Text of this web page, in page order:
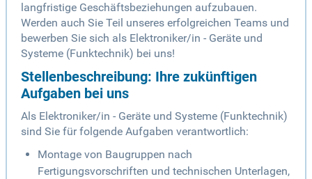
langfristige Geschäftsbeziehungen aufzubauen.
Werden auch Sie Teil unseres erfolgreichen Teams und
bewerben Sie sich als Elektroniker/in - Geräte und
Systeme (Funktechnik) bei uns!
Stellenbeschreibung: Ihre zukünftigen
Aufgaben bei uns
Als Elektroniker/in - Geräte und Systeme (Funktechnik)
sind Sie für folgende Aufgaben verantwortlich:
Montage von Baugruppen nach
Fertigungsvorschriften und technischen Unterlagen,